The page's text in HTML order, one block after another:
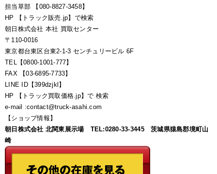
担当草部 【080-8827-3458】
HP 【トラック販売.jp】で検索
朝日株式会社 本社 買取センター
〒110-0016
東京都台東区台東2-1-3 センチュリービル 6F
TEL【0800-1001-777】
FAX 【03-6895-7733】
LINE ID【399dzjkl】
HP 【トラック買取価格.jp】で 検索
e-mail :contact@truck-asahi.com
【ショップ情報】
朝日株式会社 北関東展示場 TEL:0280-33-3445 茨城県猿島郡境町山
崎